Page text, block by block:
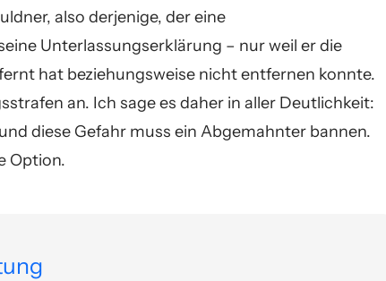
also derjenige, der eine
Unterlassungserklärung – nur weil er die
hat beziehungsweise nicht entfernen konnte.
an. Ich sage es daher in aller Deutlichkeit:
diese Gefahr muss ein Abgemahnter bannen.
Option.